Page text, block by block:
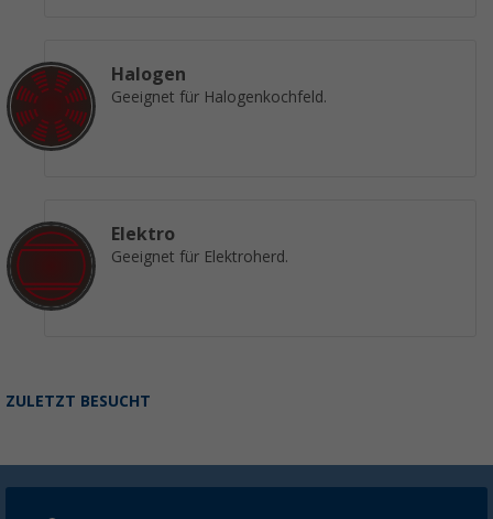
Halogen
Geeignet für Halogenkochfeld.
Elektro
Geeignet für Elektroherd.
ZULETZT BESUCHT